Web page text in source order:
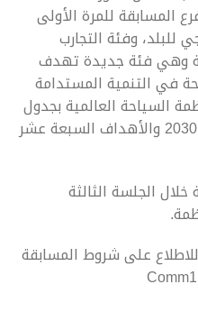
المسابقة للمرة الأولى
وفئة التجارب
وهي فئة جديدة تهدف
في التنمية المستدامة
السياحة العالمية بجدول
أعمال التنمية المستدامة لعام 2030 والأهداف السبعة عشر
الجلسة الثالثة
على شروط المسابقة